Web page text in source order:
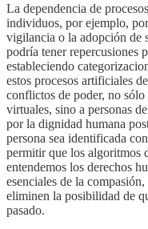
La dependencia de
individuos, por ejemplo,
vigilancia o la adopción de
podría tener repercusiones
estableciendo
estos procesos artificiales
conflictos de poder, no sólo
virtuales, sino a personas
por la dignidad humana
persona sea identificada
permitir que los algoritmos
entendemos los derechos
esenciales de la
eliminen la posibilidad de
pasado.